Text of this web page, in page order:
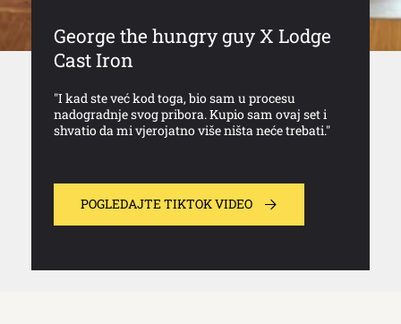
George the hungry guy X Lodge
Cast Iron
"I kad ste već kod toga, bio sam u procesu
nadogradnje svog pribora. Kupio sam ovaj set i
shvatio da mi vjerojatno više ništa neće trebati."
POGLEDAJTE TIKTOK VIDEO